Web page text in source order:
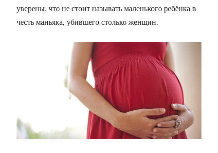
уверены, что не стоит называть маленького ребёнка в
честь маньяка, убившего столько женщин.